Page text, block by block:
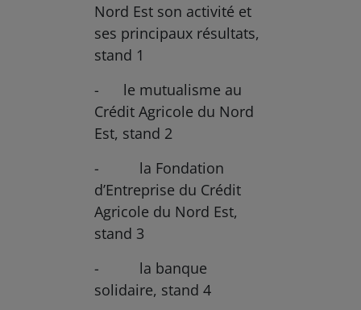
Nord Est son activité et
ses principaux résultats,
stand 1
- le mutualisme au
Crédit Agricole du Nord
Est, stand 2
- la Fondation
d’Entreprise du Crédit
Agricole du Nord Est,
stand 3
- la banque
solidaire, stand 4